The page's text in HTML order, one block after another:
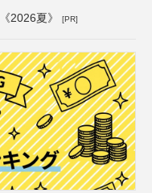
2026夏》 [PR]